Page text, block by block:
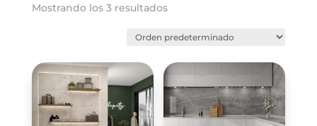
Mostrando los 3 resultados